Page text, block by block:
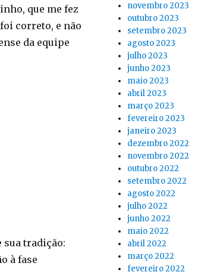
que me fez
correto, e não
da equipe
sua tradição:
à fase
novembro 2023
outubro 2023
setembro 2023
agosto 2023
julho 2023
junho 2023
maio 2023
abril 2023
março 2023
fevereiro 2023
janeiro 2023
dezembro 2022
novembro 2022
outubro 2022
setembro 2022
agosto 2022
julho 2022
junho 2022
maio 2022
abril 2022
março 2022
fevereiro 2022